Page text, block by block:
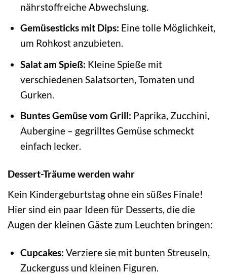
nährstoffreiche Abwechslung.
Gemüsesticks mit Dips: Eine tolle Möglichkeit,
um Rohkost anzubieten.
Salat am Spieß: Kleine Spieße mit
verschiedenen Salatsorten, Tomaten und
Gurken.
Buntes Gemüse vom Grill: Paprika, Zucchini,
Aubergine – gegrilltes Gemüse schmeckt
einfach lecker.
Dessert-Träume werden wahr
Kein Kindergeburtstag ohne ein süßes Finale!
Hier sind ein paar Ideen für Desserts, die die
Augen der kleinen Gäste zum Leuchten bringen:
Cupcakes: Verziere sie mit bunten Streuseln,
Zuckerguss und kleinen Figuren.